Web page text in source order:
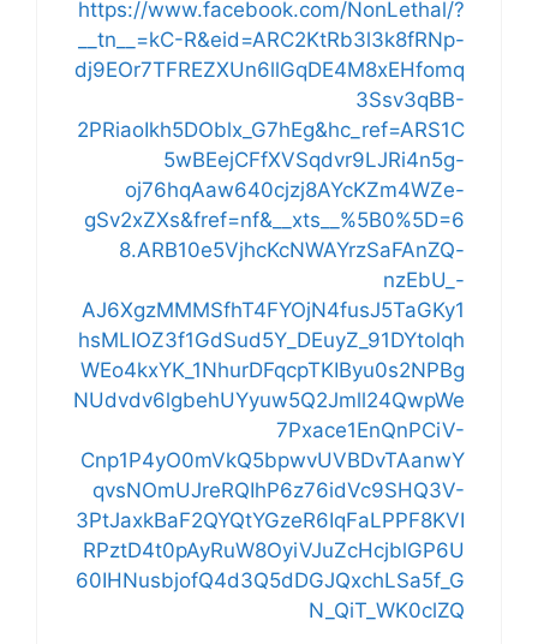
https://www.facebook.com/NonLethal/?
__tn__=kC-R&eid=ARC2KtRb3l3k8fRNp-
dj9EOr7TFREZXUn6llGqDE4M8xEHfomq
3Ssv3qBB-
2PRiaoIkh5DOblx_G7hEg&hc_ref=ARS1C
5wBEejCFfXVSqdvr9LJRi4n5g-
oj76hqAaw640cjzj8AYcKZm4WZe-
gSv2xZXs&fref=nf&__xts__%5B0%5D=6
8.ARB10e5VjhcKcNWAYrzSaFAnZQ-
nzEbU_-
AJ6XgzMMMSfhT4FYOjN4fusJ5TaGKy1
hsMLIOZ3f1GdSud5Y_DEuyZ_91DYtolqh
WEo4kxYK_1NhurDFqcpTKIByu0s2NPBg
NUdvdv6lgbehUYyuw5Q2Jmll24QwpWe
7Pxace1EnQnPCiV-
Cnp1P4yO0mVkQ5bpwvUVBDvTAanwY
qvsNOmUJreRQIhP6z76idVc9SHQ3V-
3PtJaxkBaF2QYQtYGzeR6IqFaLPPF8KVI
RPztD4t0pAyRuW8OyiVJuZcHcjblGP6U
60IHNusbjofQ4d3Q5dDGJQxchLSa5f_G
N_QiT_WK0clZQ